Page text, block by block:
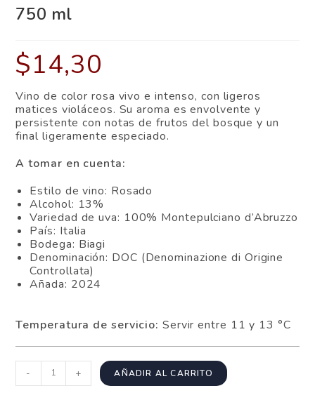
750 ml
$14,30
Vino de color rosa vivo e intenso, con ligeros
matices violáceos. Su aroma es envolvente y
persistente con notas de frutos del bosque y un
final ligeramente especiado.
A tomar en cuenta:
Estilo de vino: Rosado
Alcohol: 13%
Variedad de uva: 100% Montepulciano d’Abruzzo
País: Italia
Bodega: Biagi
Denominación: DOC (Denominazione di Origine
Controllata)
Añada: 2024
Temperatura de servicio: Servir entre 11 y 13 °C
- + AÑADIR AL CARRITO